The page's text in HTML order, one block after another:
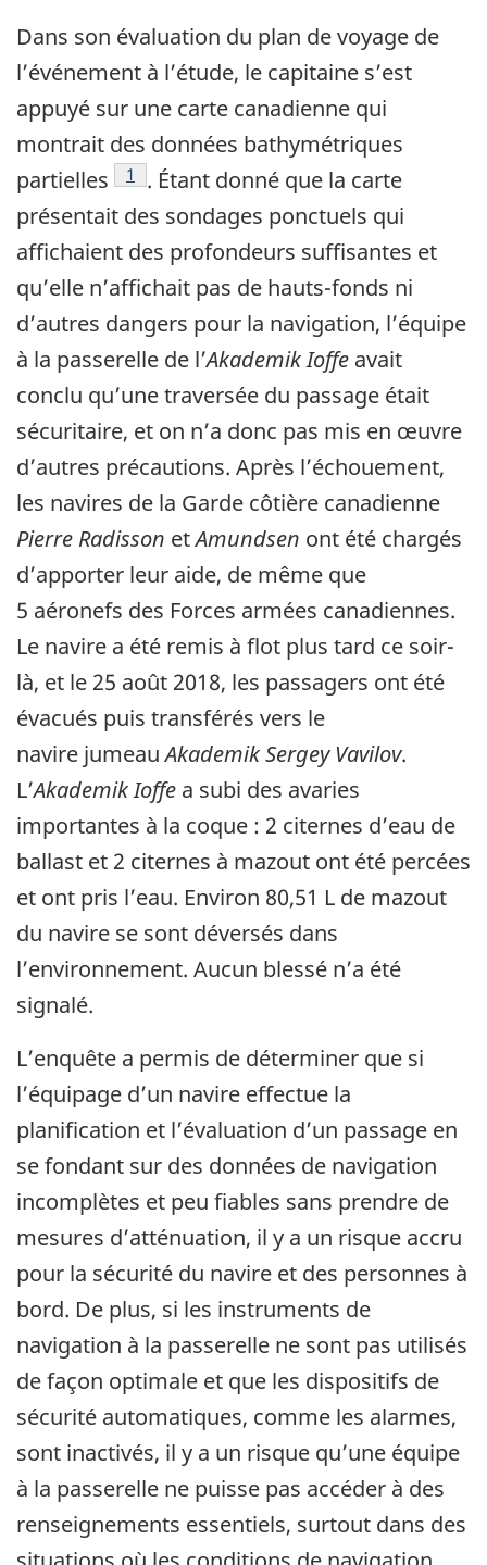
Dans son évaluation du plan de voyage de
l’événement à l’étude, le capitaine s’est
appuyé sur une carte canadienne qui
montrait des données bathymétriques
partielles
Note de bas de page
1
. Étant donné que la carte
présentait des sondages ponctuels qui
affichaient des profondeurs suffisantes et
qu’elle n’affichait pas de hauts-fonds ni
d’autres dangers pour la navigation, l’équipe
à la passerelle de l’Akademik Ioffe avait
conclu qu’une traversée du passage était
sécuritaire, et on n’a donc pas mis en œuvre
d’autres précautions. Après l’échouement,
les navires de la Garde côtière canadienne
Pierre Radisson etAmundsen ont été chargés
d’apporter leur aide, de même que
5 aéronefs des Forces armées canadiennes.
Le navire a été remis à flot plus tard ce soir-
là, et le 25 août 2018, les passagers ont été
évacués puis transférés vers le
navire jumeauAkademik Sergey Vavilov.
L’Akademik Ioffe a subi des avaries
importantes à la coque : 2 citernes d’eau de
ballast et 2 citernes à mazout ont été percées
et ont pris l’eau. Environ 80,51 L de mazout
du navire se sont déversés dans
l’environnement. Aucun blessé n’a été
signalé.
L’enquête a permis de déterminer que si
l’équipage d’un navire effectue la
planification et l’évaluation d’un passage en
se fondant sur des données de navigation
incomplètes et peu fiables sans prendre de
mesures d’atténuation, il y a un risque accru
pour la sécurité du navire et des personnes à
bord. De plus, si les instruments de
navigation à la passerelle ne sont pas utilisés
de façon optimale et que les dispositifs de
sécurité automatiques, comme les alarmes,
sont inactivés, il y a un risque qu’une équipe
à la passerelle ne puisse pas accéder à des
renseignements essentiels, surtout dans des